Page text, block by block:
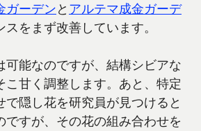
ガーデンと アルテマ成金ガーデ
をまず改善しています。
可能なのですが、結構シビアな
こ甘く調整します。あと、特定
で隠し花を研究員が見つけると
ですが、その花の組み合わせを